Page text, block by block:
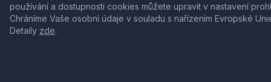
používání a dostupnosti cookies můžete upravit v nastavení
Chráníme Vaše osobní údaje v souladu s nařízením Evropské
Detaily zde.